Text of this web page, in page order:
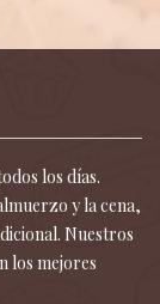
los días.
y la cena,
Nuestros
los mejores